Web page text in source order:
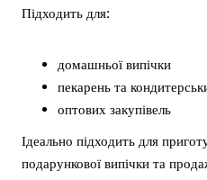
Підходить для:
домашньої випічки
пекарень та
оптових закупівель
Ідеально підходить для
подарункової випічки та